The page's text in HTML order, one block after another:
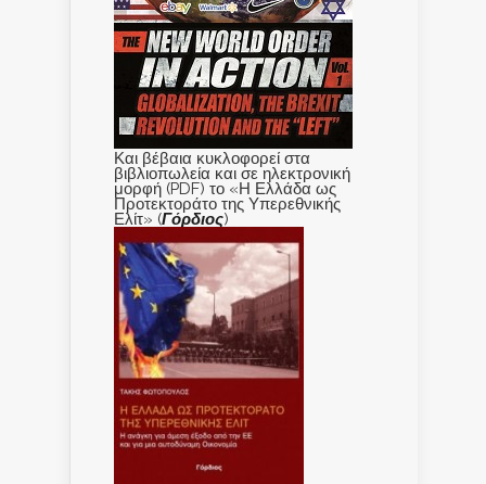
Και βέβαια κυκλοφορεί στα
βιβλιοπωλεία και σε ηλεκτρονική
μορφή (PDF) το «Η Ελλάδα ως
Προτεκτοράτο της Υπερεθνικής
Ελίτ» (Γόρδιος)